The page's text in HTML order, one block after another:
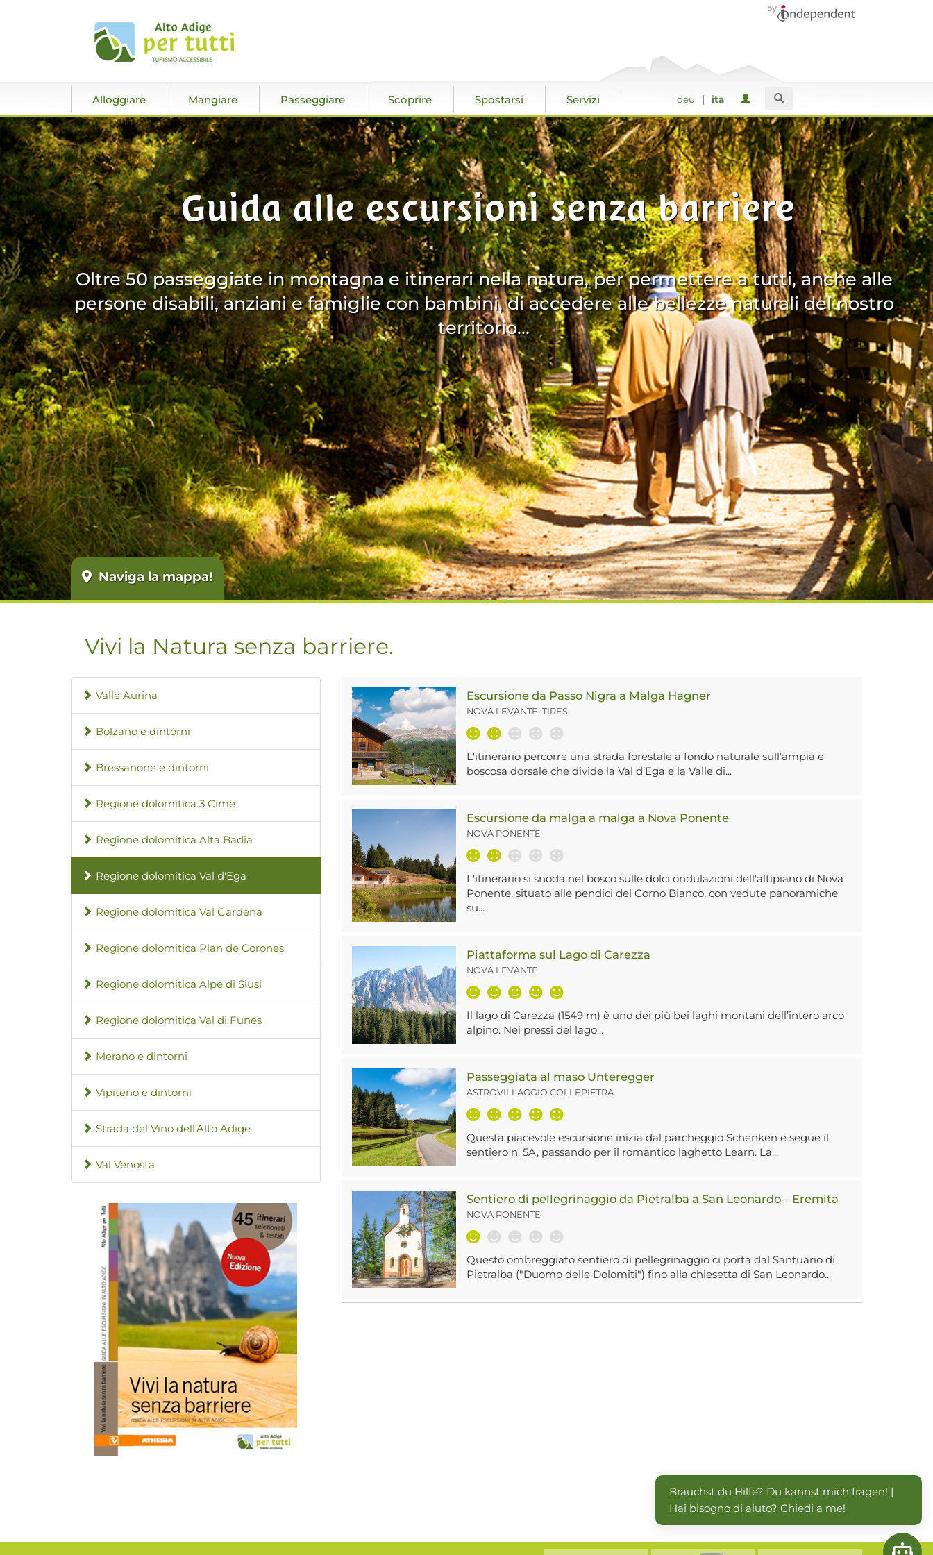
Alloggiare Mangiare Passeggiare Scoprire Spostarsi Servizi deu | ita
Guida alle escursioni senza barriere
Oltre 50 passeggiate in montagna e itinerari nella natura, per permettere a tutti, anche alle
persone disabili, anziani e famiglie con bambini, di accedere alle bellezze naturali del nostro
territorio...
Naviga la mappa!
Vivi la Natura senza barriere.
Valle Aurina
Bolzano e dintorni
Bressanone e dintorni
Regione dolomitica 3 Cime
Regione dolomitica Alta Badia
Regione dolomitica Val d'Ega
Regione dolomitica Val Gardena
Regione dolomitica Plan de Corones
Regione dolomitica Alpe di Siusi
Regione dolomitica Val di Funes
Merano e dintorni
Vipiteno e dintorni
Strada del Vino dell'Alto Adige
Val Venosta
Escursione da Passo Nigra a Malga Hagner
NOVA LEVANTE, TIRES
L'itinerario percorre una strada forestale a fondo naturale sull’ampia e
boscosa dorsale che divide la Val d’Ega e la Valle di...
Escursione da malga a malga a Nova Ponente
NOVA PONENTE
L'itinerario si snoda nel bosco sulle dolci ondulazioni dell'altipiano di Nova
Ponente, situato alle pendici del Corno Bianco, con vedute panoramiche
su...
Piattaforma sul Lago di Carezza
NOVA LEVANTE
Il lago di Carezza (1549 m) è uno dei più bei laghi montani dell’intero arco
alpino. Nei pressi del lago...
Passeggiata al maso Unteregger
ASTROVILLAGGIO COLLEPIETRA
Questa piacevole escursione inizia dal parcheggio Schenken e segue il
sentiero n. 5A, passando per il romantico laghetto Learn. La...
Sentiero di pellegrinaggio da Pietralba a San Leonardo – Eremita
NOVA PONENTE
Questo ombreggiato sentiero di pellegrinaggio ci porta dal Santuario di
Pietralba ("Duomo delle Dolomiti") fino alla chiesetta di San Leonardo...
Brauchst du Hilfe? Du kannst mich fragen! |
Hai bisogno di aiuto? Chiedi a me!